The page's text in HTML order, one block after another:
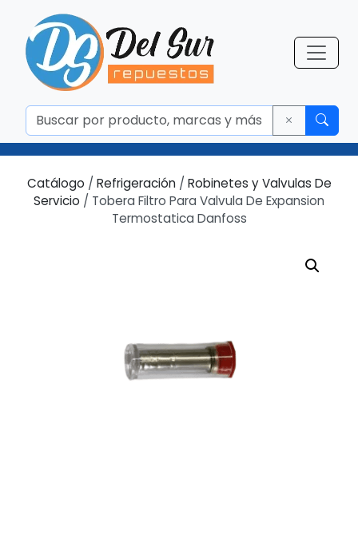
Catálogo / Refrigeración/ Robinetes y Valvulas De
Servicio / Tobera Filtro Para Valvula De Expansion
Termostatica Danfoss